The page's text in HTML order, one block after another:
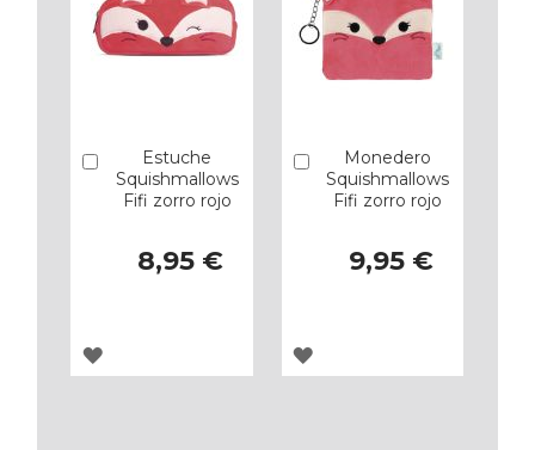
Estuche
Squishmallows
Fifi zorro rojo
8,95 €
Añadir
AGREGAR
Monedero
Squishmallows
Fifi zorro rojo
9,95 €
Añadir
AGREGAR